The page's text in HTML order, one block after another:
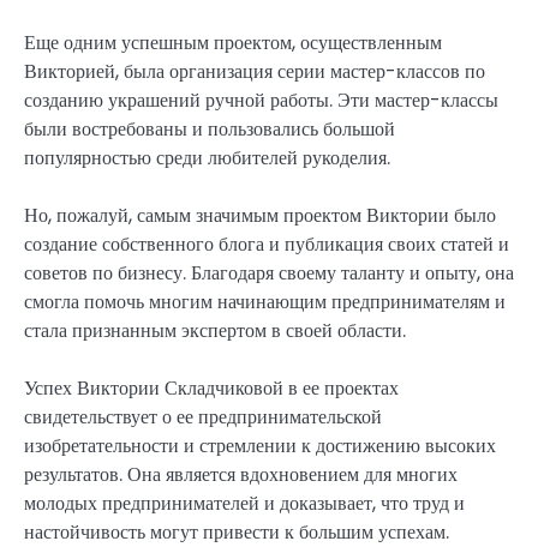
Еще одним успешным проектом, осуществленным
Викторией, была организация серии мастер-классов по
созданию украшений ручной работы. Эти мастер-классы
были востребованы и пользовались большой
популярностью среди любителей рукоделия.
Но, пожалуй, самым значимым проектом Виктории было
создание собственного блога и публикация своих статей и
советов по бизнесу. Благодаря своему таланту и опыту, она
смогла помочь многим начинающим предпринимателям и
стала признанным экспертом в своей области.
Успех Виктории Складчиковой в ее проектах
свидетельствует о ее предпринимательской
изобретательности и стремлении к достижению высоких
результатов. Она является вдохновением для многих
молодых предпринимателей и доказывает, что труд и
настойчивость могут привести к большим успехам.